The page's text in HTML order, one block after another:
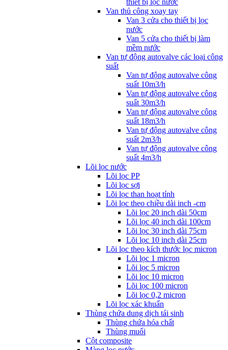
thiết bị lọc nước
Van thủ công xoay tay
Van 3 cửa cho thiết bị lọc
nước
Van 5 cửa cho thiết bị làm
mềm nước
Van tự động autovalve các loại công
suất
Van tự động autovalve công
suất 10m3/h
Van tự động autovalve công
suất 30m3/h
Van tự động autovalve công
suất 18m3/h
Van tự động autovalve công
suất 2m3/h
Van tự động autovalve công
suất 4m3/h
Lõi lọc nước
Lõi lọc PP
Lõi lọc sợi
Lõi lọc than hoạt tính
Lõi lọc theo chiều dài inch -cm
Lõi lọc 20 inch dài 50cm
Lõi lọc 40 inch dài 100cm
Lõi lọc 30 inch dài 75cm
Lõi lọc 10 inch dài 25cm
Lõi lọc theo kích thước lọc micron
Lõi lọc 1 micron
Lõi lọc 5 micron
Lõi lọc 10 micron
Lõi lọc 100 micron
Lõi lọc 0,2 micron
Lõi lọc xác khuẩn
Thùng chứa dung dịch tái sinh
Thùng chứa hóa chất
Thùng muối
Cột composite